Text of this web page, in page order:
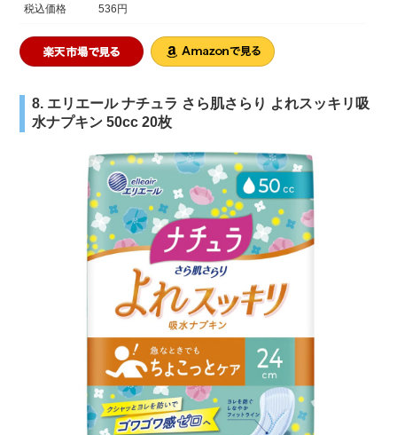
税込価格 536円
8. エリエール ナチュラ さら肌さらり よれスッキリ吸
水ナプキン 50cc 20枚